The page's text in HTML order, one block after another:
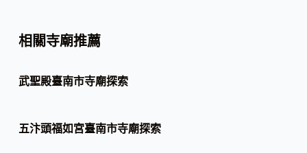
相關寺廟推薦
武聖殿臺南市寺廟探索
五汴頭福如宮臺南市寺廟探索